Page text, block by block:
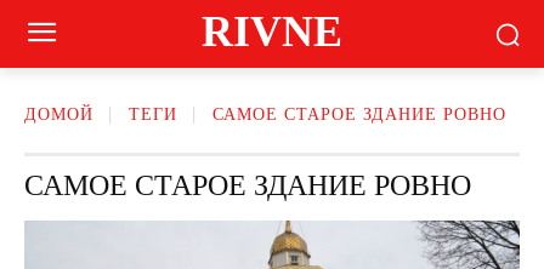
RIVNE
ДОМОЙ ТЕГИ САМОЕ СТАРОЕ ЗДАНИЕ РОВНО
САМОЕ СТАРОЕ ЗДАНИЕ РОВНО